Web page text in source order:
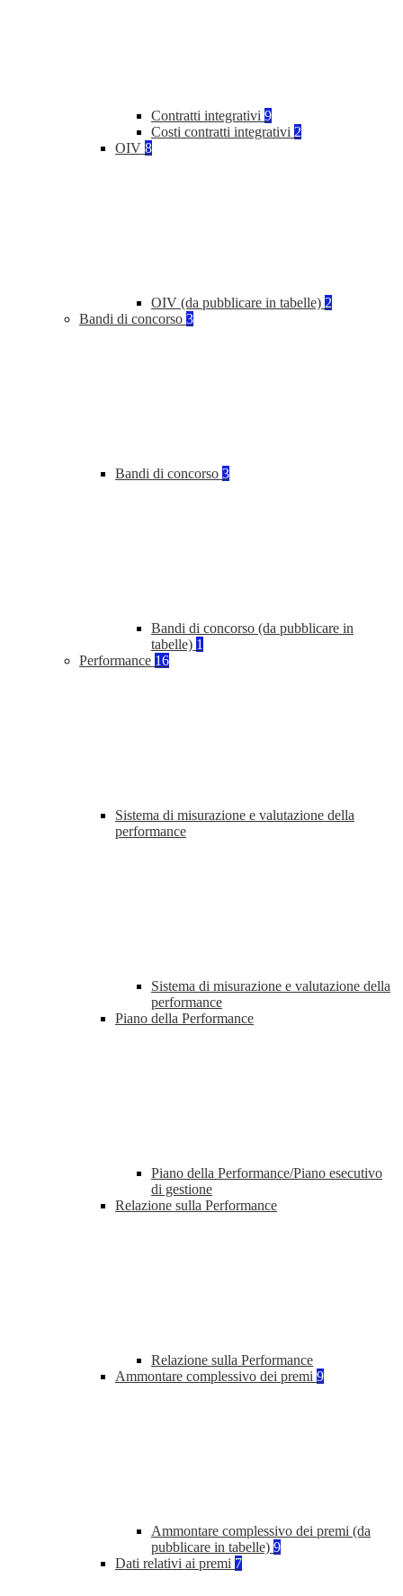
Contratti integrativi 9
Costi contratti integrativi 2
OIV 8
OIV (da pubblicare in tabelle) 2
Bandi di concorso 3
Bandi di concorso 3
Bandi di concorso (da pubblicare in
tabelle) 1
Performance 16
Sistema di misurazione e valutazione della
performance
Sistema di misurazione e valutazione della
performance
Piano della Performance
Piano della Performance/Piano esecutivo
di gestione
Relazione sulla Performance
Relazione sulla Performance
Ammontare complessivo dei premi 9
Ammontare complessivo dei premi (da
pubblicare in tabelle) 9
Dati relativi ai premi 7